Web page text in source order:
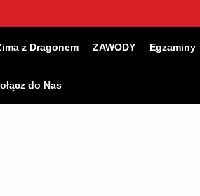
z Dragonem ZAWODY Egzaminy
do Nas